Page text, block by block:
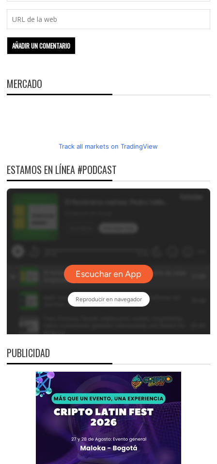
MERCADO
Track all markets on TradingView
ESTAMOS EN LÍNEA #PODCAST
PUBLICIDAD